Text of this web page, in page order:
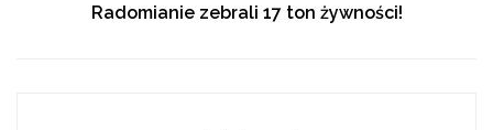
Radomianie zebrali 17 ton żywności!